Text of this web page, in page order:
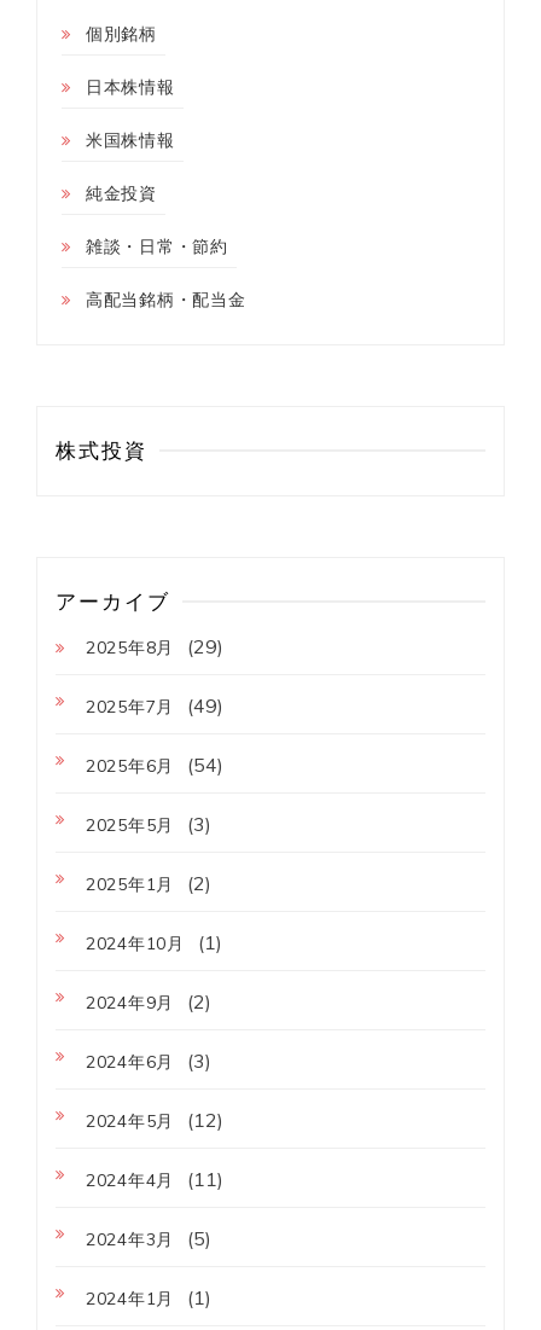
個別銘柄
日本株情報
米国株情報
純金投資
雑談・日常・節約
高配当銘柄・配当金
株式投資
アーカイブ
2025年8月 (29)
2025年7月 (49)
2025年6月 (54)
2025年5月 (3)
2025年1月 (2)
2024年10月 (1)
2024年9月 (2)
2024年6月 (3)
2024年5月 (12)
2024年4月 (11)
2024年3月 (5)
2024年1月 (1)